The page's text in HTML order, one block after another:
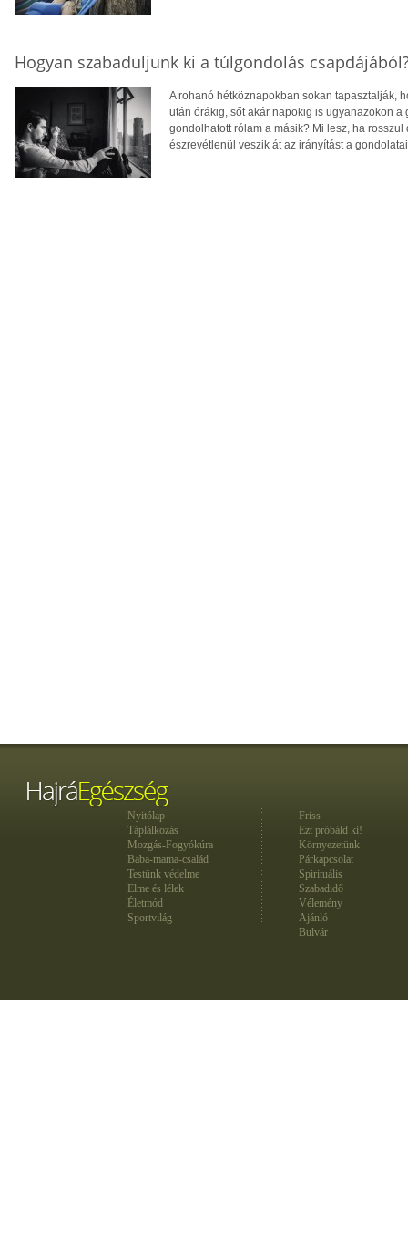
Hogyan szabaduljunk ki a túlgondolás
A rohanó hétköznapokban sokan tapasztalják,
után órákig, sőt akár napokig is ugyanazokon
gondolhatott rólam a másik? Mi lesz, ha
észrevétlenül veszik át az irányítást a
Nyitólap
Táplálkozás
Mozgás-Fogyókúra
Baba-mama-család
Testünk védelme
Elme és lélek
Életmód
Sportvilág
Friss
Ezt próbáld ki!
Környezetünk
Párkapcsolat
Spirituális
Szabadidő
Vélemény
Ajánló
Bulvár